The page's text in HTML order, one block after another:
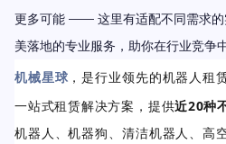
更多可能 —— 这里有适配不同需求的
美落地的专业服务，助你在行业竞争
机械星球 ，是行业领先的机器人租
一站式租赁解决方案，提供近20种
机器人、机器狗、清洁机器人、高